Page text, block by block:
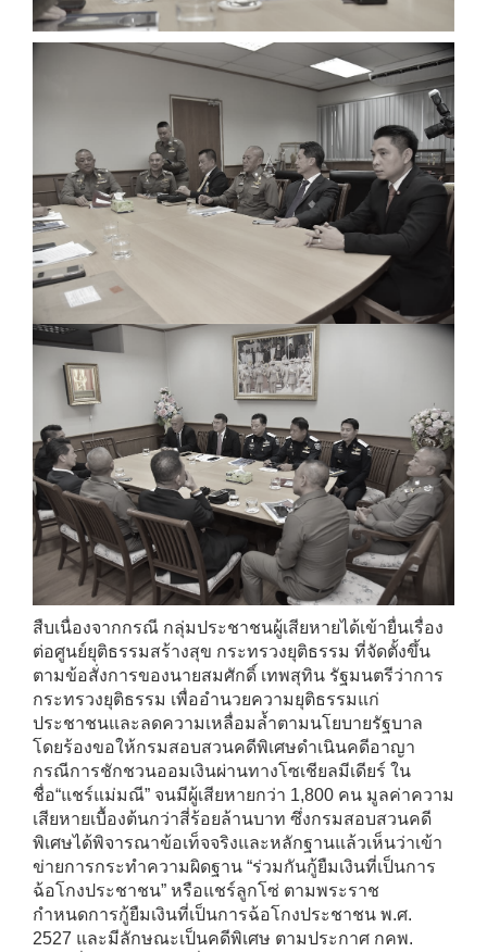
สืบเนื่องจากกรณี กลุ่มประชาชนผู้เสียหายได้เข้ายื่นเรื่อง
ต่อศูนย์ยุติธรรมสร้างสุข กระทรวงยุติธรรม ที่จัดตั้งขึ้น
ตามข้อสั่งการของนายสมศักดิ์ เทพสุทิน รัฐมนตรีว่าการ
กระทรวงยุติธรรม เพื่ออำนวยความยุติธรรมแก่
ประชาชนและลดความเหลื่อมล้ำตามนโยบายรัฐบาล
โดยร้องขอให้กรมสอบสวนคดีพิเศษดำเนินคดีอาญา
กรณีการชักชวนออมเงินผ่านทางโซเชียลมีเดียร์ ใน
ชื่อ“แชร์แม่มณี” จนมีผู้เสียหายกว่า 1,800 คน มูลค่าความ
เสียหายเบื้องต้นกว่าสี่ร้อยล้านบาท ซึ่งกรมสอบสวนคดี
พิเศษได้พิจารณาข้อเท็จจริงและหลักฐานแล้วเห็นว่าเข้า
ข่ายการกระทำความผิดฐาน “ร่วมกันกู้ยืมเงินที่เป็นการ
ฉ้อโกงประชาชน” หรือแชร์ลูกโซ่ ตามพระราช
กำหนดการกู้ยืมเงินที่เป็นการฉ้อโกงประชาชน พ.ศ.
2527 และมีลักษณะเป็นคดีพิเศษ ตามประกาศ กคพ.